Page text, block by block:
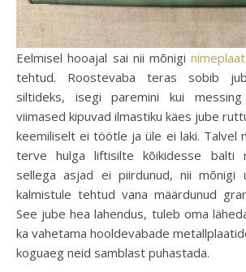
Eelmisel hooajal sai nii mõnigi
tehtud. Roostevaba teras sobib
siltideks, isegi paremini kui
viimased kipuvad ilmastiku käes jube
keemiliselt ei töötle ja üle ei laki. Talvel
terve hulga liftisilte kõikidesse balti
sellega asjad ei piirdunud, nii mõnigi
kalmistule tehtud vana määrdunud
See jube hea lahendus, tuleb oma
ka vahetama hooldevabade
koguaeg neid samblast puhastada.